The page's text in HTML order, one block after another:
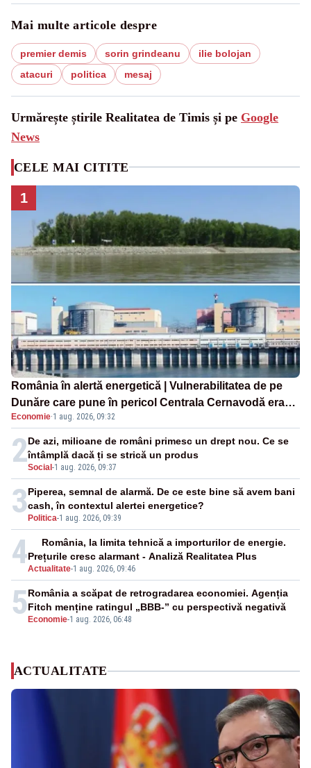
Mai multe articole despre
premier demis sorin grindeanu
ilie bolojan
atacuri
politica mesaj
Urmărește știrile Realitatea de Timis și pe Google
News
CELE MAI CITITE
1
România în alertă energetică | Vulnerabilitatea de pe
Dunăre care pune în pericol Centrala Cernavodă era
cunoscută de pe vremea lui Ceaușescu
Economie·1 aug. 2026, 09:32
2Social -1 aug. 2026, 09:37
De azi, milioane de români primesc un drept nou. Ce se
întâmplă dacă ți se strică un produs
3 Politica-1 aug. 2026, 09:39
Piperea, semnal de alarmă. De ce este bine să avem bani
cash, în contextul alertei energetice?
4Actualitate-1 aug. 2026, 09:46
România, la limita tehnică a importurilor de energie.
Prețurile cresc alarmant - Analiză Realitatea Plus
5 Economie-1 aug. 2026, 06:48
România a scăpat de retrogradarea economiei. Agenția
Fitch menține ratingul „BBB-” cu perspectivă negativă
ACTUALITATE